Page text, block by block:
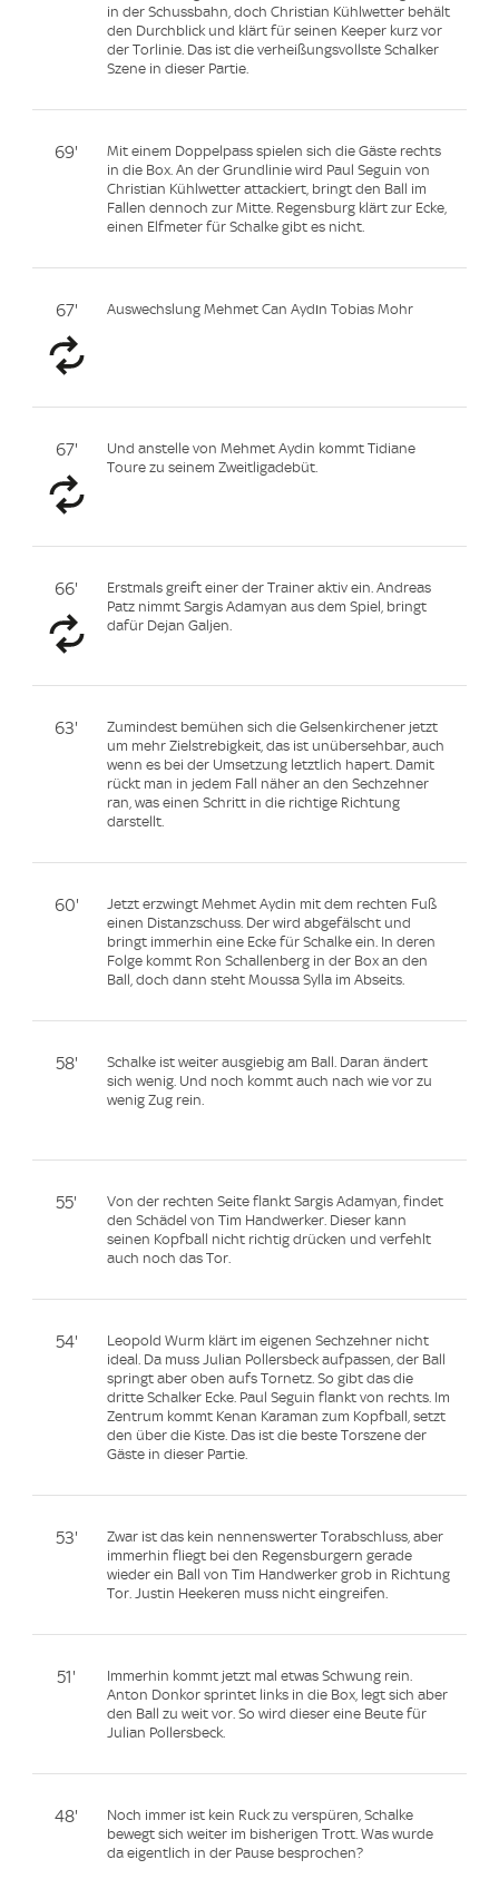
in der Schussbahn, doch Christian Kühlwetter behält
den Durchblick und klärt für seinen Keeper kurz vor
der Torlinie. Das ist die verheißungsvollste Schalker
Szene in dieser Partie.
69'
Mit einem Doppelpass spielen sich die Gäste rechts
in die Box. An der Grundlinie wird Paul Seguin von
Christian Kühlwetter attackiert, bringt den Ball im
Fallen dennoch zur Mitte. Regensburg klärt zur Ecke,
einen Elfmeter für Schalke gibt es nicht.
67' Auswechslung Mehmet Can Aydın Tobias Mohr
67'
Und anstelle von Mehmet Aydin kommt Tidiane
Toure zu seinem Zweitligadebüt.
66'
Erstmals greift einer der Trainer aktiv ein. Andreas
Patz nimmt Sargis Adamyan aus dem Spiel, bringt
dafür Dejan Galjen.
63'
Zumindest bemühen sich die Gelsenkirchener jetzt
um mehr Zielstrebigkeit, das ist unübersehbar, auch
wenn es bei der Umsetzung letztlich hapert. Damit
rückt man in jedem Fall näher an den Sechzehner
ran, was einen Schritt in die richtige Richtung
darstellt.
60'
Jetzt erzwingt Mehmet Aydin mit dem rechten Fuß
einen Distanzschuss. Der wird abgefälscht und
bringt immerhin eine Ecke für Schalke ein. In deren
Folge kommt Ron Schallenberg in der Box an den
Ball, doch dann steht Moussa Sylla im Abseits.
58'
Schalke ist weiter ausgiebig am Ball. Daran ändert
sich wenig. Und noch kommt auch nach wie vor zu
wenig Zug rein.
55'
Von der rechten Seite flankt Sargis Adamyan, findet
den Schädel von Tim Handwerker. Dieser kann
seinen Kopfball nicht richtig drücken und verfehlt
auch noch das Tor.
54'
Leopold Wurm klärt im eigenen Sechzehner nicht
ideal. Da muss Julian Pollersbeck aufpassen, der Ball
springt aber oben aufs Tornetz. So gibt das die
dritte Schalker Ecke. Paul Seguin flankt von rechts. Im
Zentrum kommt Kenan Karaman zum Kopfball, setzt
den über die Kiste. Das ist die beste Torszene der
Gäste in dieser Partie.
53'
Zwar ist das kein nennenswerter Torabschluss, aber
immerhin fliegt bei den Regensburgern gerade
wieder ein Ball von Tim Handwerker grob in Richtung
Tor. Justin Heekeren muss nicht eingreifen.
51'
Immerhin kommt jetzt mal etwas Schwung rein.
Anton Donkor sprintet links in die Box, legt sich aber
den Ball zu weit vor. So wird dieser eine Beute für
Julian Pollersbeck.
48'
Noch immer ist kein Ruck zu verspüren, Schalke
bewegt sich weiter im bisherigen Trott. Was wurde
da eigentlich in der Pause besprochen?